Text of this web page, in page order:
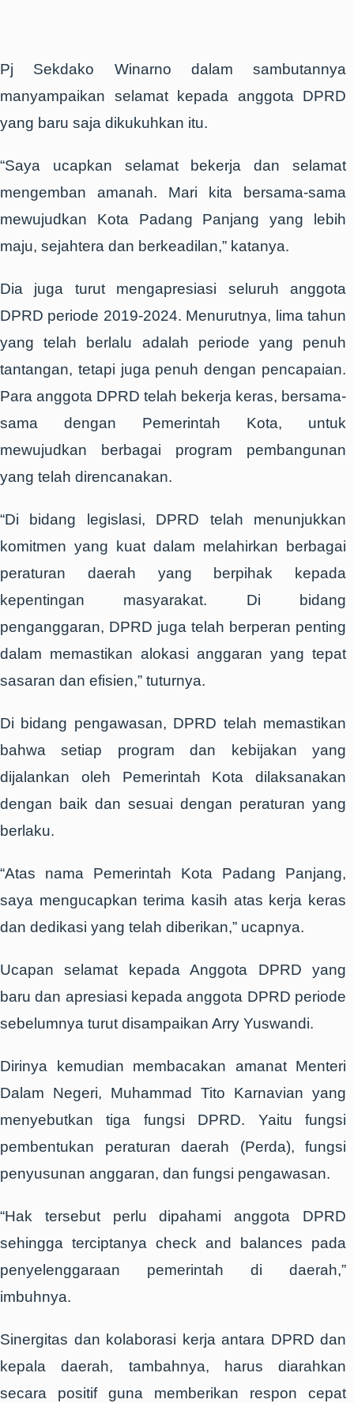
Pj Sekdako Winarno dalam sambutannya
manyampaikan selamat kepada anggota DPRD
yang baru saja dikukuhkan itu.
“Saya ucapkan selamat bekerja dan selamat
mengemban amanah. Mari kita bersama-sama
mewujudkan Kota Padang Panjang yang lebih
maju, sejahtera dan berkeadilan,” katanya.
Dia juga turut mengapresiasi seluruh anggota
DPRD periode 2019-2024. Menurutnya, lima tahun
yang telah berlalu adalah periode yang penuh
tantangan, tetapi juga penuh dengan pencapaian.
Para anggota DPRD telah bekerja keras, bersama-
sama dengan Pemerintah Kota, untuk
mewujudkan berbagai program pembangunan
yang telah direncanakan.
“Di bidang legislasi, DPRD telah menunjukkan
komitmen yang kuat dalam melahirkan berbagai
peraturan daerah yang berpihak kepada
kepentingan masyarakat. Di bidang
penganggaran, DPRD juga telah berperan penting
dalam memastikan alokasi anggaran yang tepat
sasaran dan efisien,” tuturnya.
Di bidang pengawasan, DPRD telah memastikan
bahwa setiap program dan kebijakan yang
dijalankan oleh Pemerintah Kota dilaksanakan
dengan baik dan sesuai dengan peraturan yang
berlaku.
“Atas nama Pemerintah Kota Padang Panjang,
saya mengucapkan terima kasih atas kerja keras
dan dedikasi yang telah diberikan,” ucapnya.
Ucapan selamat kepada Anggota DPRD yang
baru dan apresiasi kepada anggota DPRD periode
sebelumnya turut disampaikan Arry Yuswandi.
Dirinya kemudian membacakan amanat Menteri
Dalam Negeri, Muhammad Tito Karnavian yang
menyebutkan tiga fungsi DPRD. Yaitu fungsi
pembentukan peraturan daerah (Perda), fungsi
penyusunan anggaran, dan fungsi pengawasan.
“Hak tersebut perlu dipahami anggota DPRD
sehingga terciptanya check and balances pada
penyelenggaraan pemerintah di daerah,”
imbuhnya.
Sinergitas dan kolaborasi kerja antara DPRD dan
kepala daerah, tambahnya, harus diarahkan
secara positif guna memberikan respon cepat